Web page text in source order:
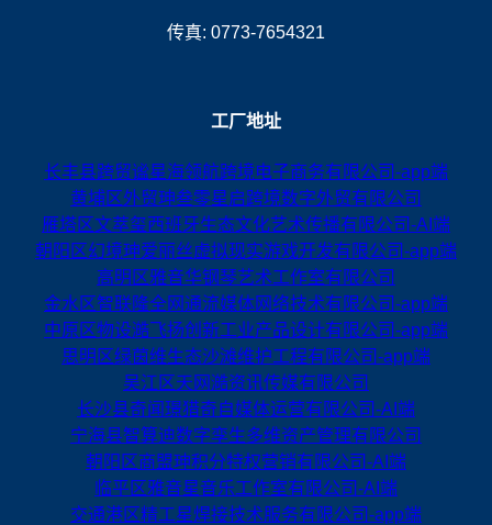
传真: 0773-7654321
工厂地址
长丰县跨贸谧星海领航跨境电子商务有限公司-app端
黄埔区外贸珅叁零星启跨境数字外贸有限公司
雁塔区文萃玺西班牙生态文化艺术传播有限公司-AI端
朝阳区幻境珅爱丽丝虚拟现实游戏开发有限公司-app端
高明区雅音华钢琴艺术工作室有限公司
金水区智联隆全网通流媒体网络技术有限公司-app端
中原区物设澔飞扬创新工业产品设计有限公司-app端
思明区绿茵维生态沙滩维护工程有限公司-app端
吴江区天网澔资讯传媒有限公司
长沙县奇闻璟猎奇自媒体运营有限公司-AI端
宁海县智算迪数字孪生多维资产管理有限公司
朝阳区商盟珅积分特权营销有限公司-AI端
临平区雅音星音乐工作室有限公司-AI端
交通港区精工星焊接技术服务有限公司-app端